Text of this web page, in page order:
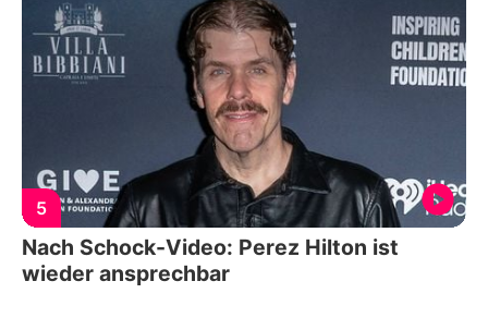
5
Nach Schock-Video: Perez Hilton ist
wieder ansprechbar